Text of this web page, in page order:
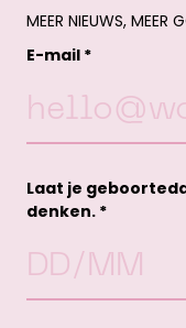
MEER NIEUWS, MEER
E-mail *
Laat je
denken. *